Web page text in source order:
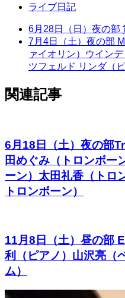
ライブ日記
6月28日（日）夜の部
7月4日（土）夜の部
ァイオリン）ウイン
ツフェルド リンダ（ピ
関連記事
6月18日（土）夜の部
田めぐみ（トロンボー
ーン）太田礼香（トロ
トロンボーン）
11月8日（土）昼の部
利（ピアノ）山沢亮（
ム）